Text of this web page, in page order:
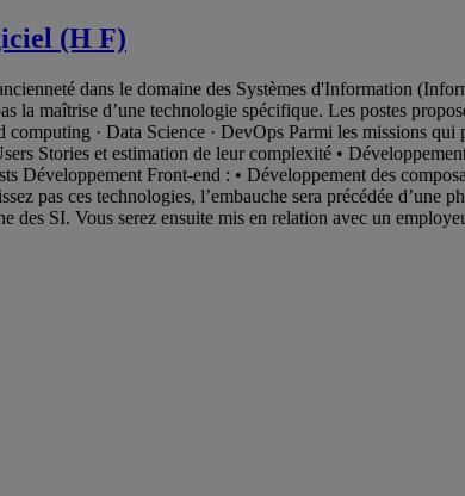
(H F)
dans le domaine des Systèmes d'Information
la maîtrise d’une technologie spécifique. Les postes
· Data Science · DevOps Parmi les missions
Stories et estimation de leur complexité •
Développement Front-end : • Développement des
pas ces technologies, l’embauche sera précédée d’une
des SI. Vous serez ensuite mis en relation avec un